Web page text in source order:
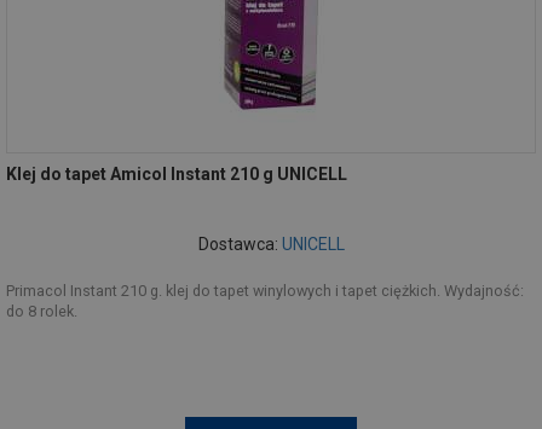
Klej do tapet Amicol Instant 210 g UNICELL
Dostawca: UNICELL
Primacol Instant 210 g. klej do tapet winylowych i tapet ciężkich. Wydajność:
do 8 rolek.